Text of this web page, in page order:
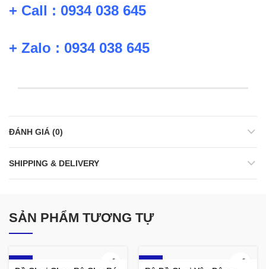
+ Call : 0934 038 645
+ Zalo : 0934 038 645
ĐÁNH GIÁ (0)
SHIPPING & DELIVERY
SẢN PHẨM TƯƠNG TỰ
-8% -10%